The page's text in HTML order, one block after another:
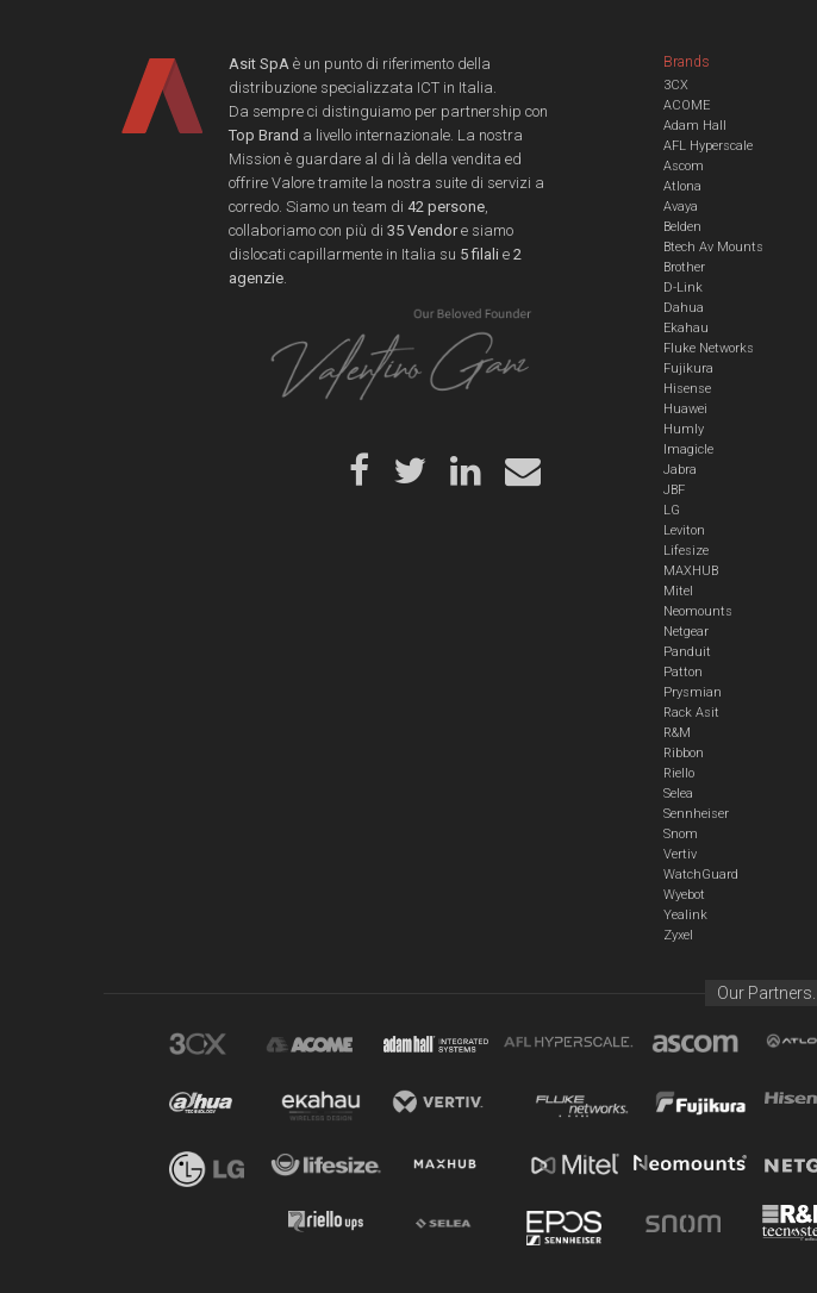
Asit SpA è un punto di riferimento della
distribuzione specializzata ICT in Italia.
Da sempre ci distinguiamo per partnership con
Top Brand a livello internazionale. La nostra
Mission è guardare al di là della vendita ed
offrire Valore tramite la nostra suite di servizi a
corredo. Siamo un team di 42 persone
collaboriamo con più di 35 Vendore siamo
dislocati capillarmente in Italia su 5 filali e 2
agenzie
Brands
3CX
ACOME
Adam Hall
AFL Hyperscale
Ascom
Atlona
Avaya
Belden
Btech Av Mounts
Brother
D-Link
Dahua
Ekahau
Fluke Networks
Fujikura
Hisense
Huawei
Humly
Imagicle
Jabra
JBF
LG
Leviton
Lifesize
MAXHUB
Mitel
Neomounts
Netgear
Panduit
Patton
Prysmian
Rack Asit
R&M
Ribbon
Riello
Selea
Sennheiser
Snom
Vertiv
WatchGuard
Wyebot
Yealink
Zyxel